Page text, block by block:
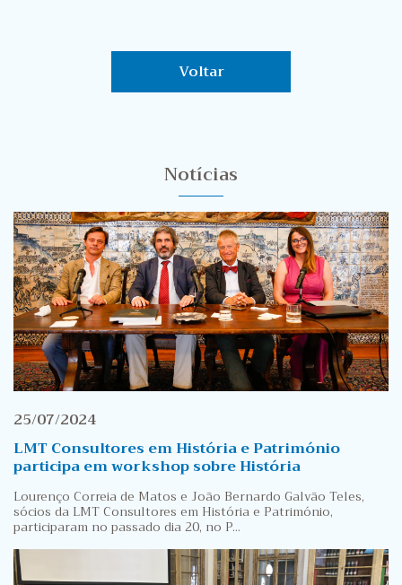
Voltar
Notícias
25/07/2024
LMT Consultores em História e Património
participa em workshop sobre História
Lourenço Correia de Matos e João Bernardo Galvão Teles,
sócios da LMT Consultores em História e Património,
participaram no passado dia 20, no P...